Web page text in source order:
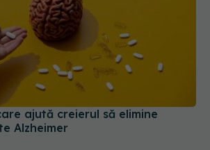
ajută creierul să elimine
Alzheimer